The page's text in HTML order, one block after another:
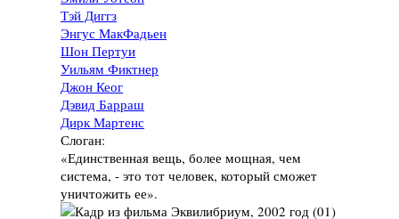
Тэй Диггз
Энгус МакФадьен
Шон Пертуи
Уильям Фиктнер
Джон Кеог
Дэвид Барраш
Дирк Мартенс
Слоган:
«Единственная вещь, более мощная, чем
система, - это тот человек, который сможет
уничтожить ее».